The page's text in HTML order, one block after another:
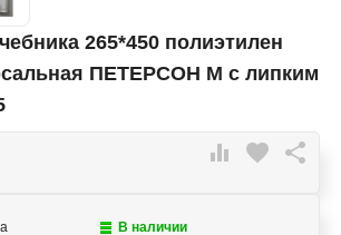
265*450 полиэтилен
ПЕТЕРСОН М с липким
 favorite 
В наличии